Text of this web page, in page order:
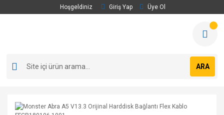
Hoşgeldiniz Giriş Yap Üye Ol
ARA